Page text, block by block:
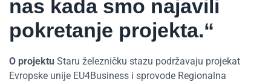
nas kada smo najavili
pokretanje projekta.“
O projektu Staru železničku stazu podržavaju projekat
Evropske unije EU4Business i sprovode Regionalna